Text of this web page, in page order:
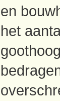
en
het